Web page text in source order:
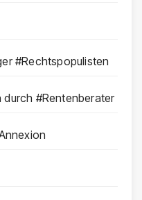
#Rechtspopulisten
#Rentenberater